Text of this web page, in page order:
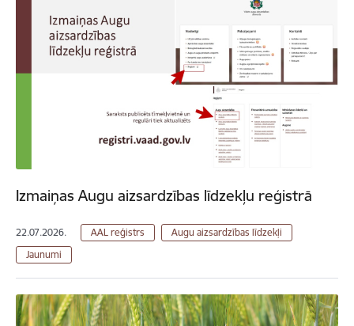
Izmaiņas Augu aizsardzības līdzekļu reģistrā
22.07.2026. AAL reģistrs
Augu aizsardzības līdzekļi
Jaunumi